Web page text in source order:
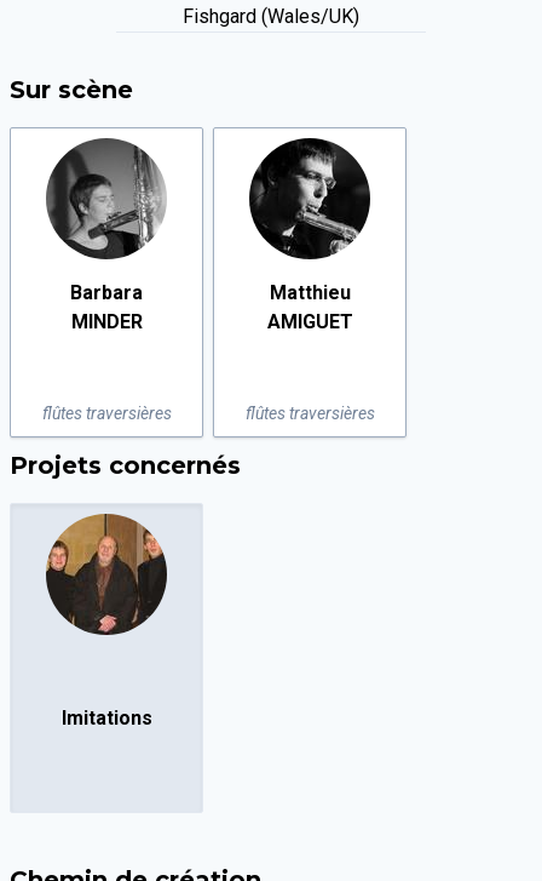
Fishgard (Wales/UK)
Sur scène
Barbara
MINDER
flûtes traversières
Matthieu
AMIGUET
flûtes traversières
Projets concernés
Imitations